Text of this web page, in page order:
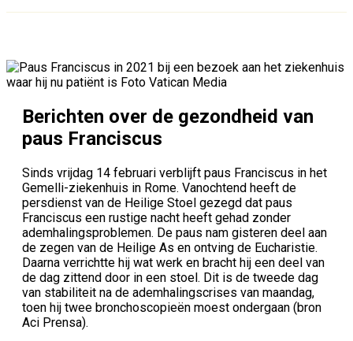
Berichten over de gezondheid van
paus Franciscus
Sinds vrijdag 14 februari verblijft paus Franciscus in het
Gemelli-ziekenhuis in Rome. Vanochtend heeft de
persdienst van de Heilige Stoel gezegd dat paus
Franciscus een rustige nacht heeft gehad zonder
ademhalingsproblemen. De paus nam gisteren deel aan
de zegen van de Heilige As en ontving de Eucharistie.
Daarna verrichtte hij wat werk en bracht hij een deel van
de dag zittend door in een stoel. Dit is de tweede dag
van stabiliteit na de ademhalingscrises van maandag,
toen hij twee bronchoscopieën moest ondergaan (bron
Aci Prensa).